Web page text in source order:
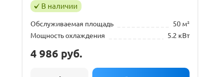
В наличии
Обслуживаемая площадь
50 м²
Мощность охлаждения
5.2 кВт
4 986 руб.